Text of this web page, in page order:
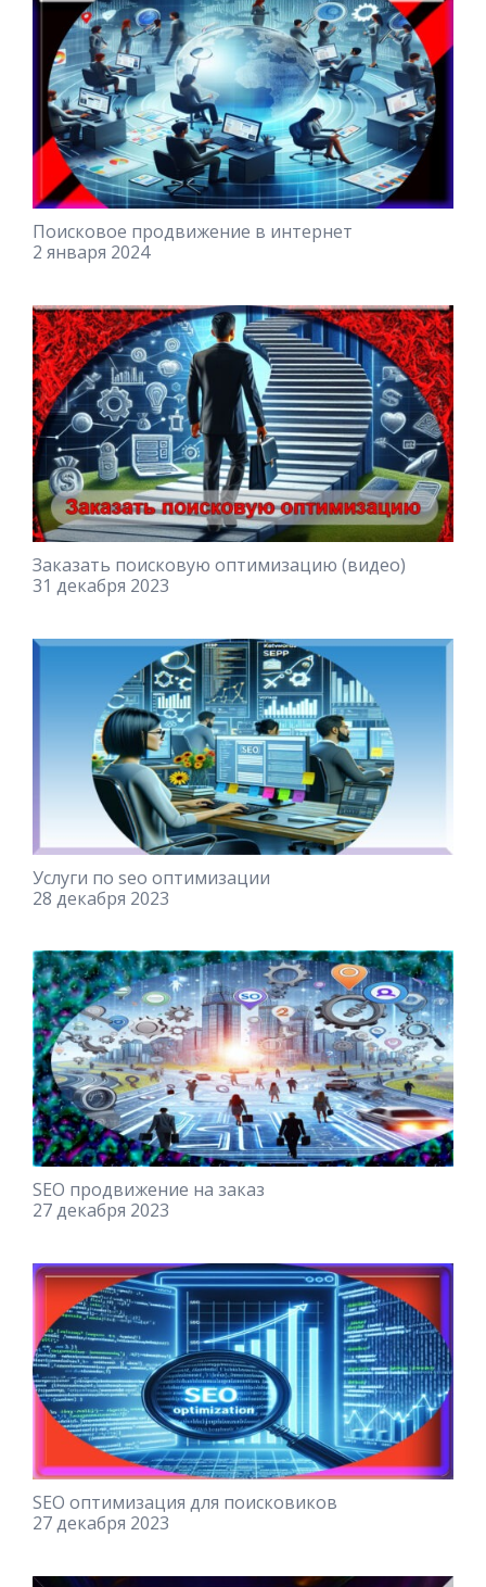
Поисковое продвижение в интернет
2 января 2024
Заказать поисковую оптимизацию (видео)
31 декабря 2023
Услуги по seo оптимизации
28 декабря 2023
SEO продвижение на заказ
27 декабря 2023
SEO оптимизация для поисковиков
27 декабря 2023